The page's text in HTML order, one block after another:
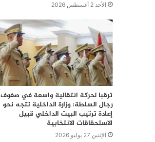
الأحد 2 أغسطس 2026
ترقبا لحركة انتقالية واسعة في صفوف
رجال السلطة: وزارة الداخلية تتجه نحو
إعادة ترتيب البيت الداخلي قبيل
الاستحقاقات الانتخابية
الإثنين 27 يوليو 2026